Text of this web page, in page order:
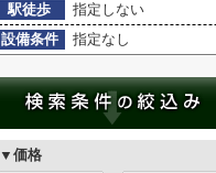
駅徒歩
指定しない
設備条件
指定なし
▼価格